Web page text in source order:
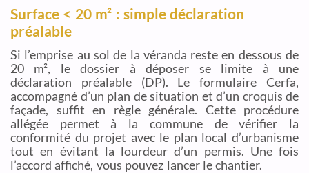
Surface < 20 m² : simple déclaration
préalable
Si l’emprise au sol de la véranda reste en dessous de
20 m², le dossier à déposer se limite à une
déclaration préalable (DP). Le formulaire Cerfa,
accompagné d’un plan de situation et d’un croquis de
façade, suffit en règle générale. Cette procédure
allégée permet à la commune de vérifier la
conformité du projet avec le plan local d’urbanisme
tout en évitant la lourdeur d’un permis. Une fois
l’accord affiché, vous pouvez lancer le chantier.